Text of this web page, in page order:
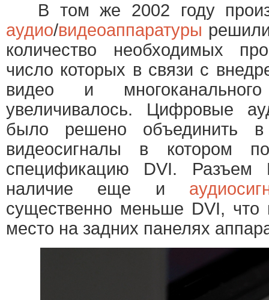
В том же 2002 году
аудио/видеоаппаратуры
количество необходимых
число которых в связи с
видео и
увеличивалось. Цифровые
было решено объединить в
видеосигналы в котором
спецификацию DVI. Разъем
наличие еще и
существенно меньше DVI, что
место на задних панелях